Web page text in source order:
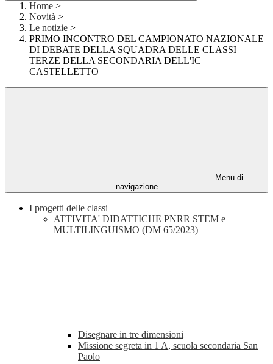
Home >
Novità >
Le notizie >
PRIMO INCONTRO DEL CAMPIONATO NAZIONALE
DI DEBATE DELLA SQUADRA DELLE CLASSI
TERZE DELLA SECONDARIA DELL'IC
CASTELLETTO
Menu di
navigazione
I progetti delle classi
ATTIVITA' DIDATTICHE PNRR STEM e
MULTILINGUISMO (DM 65/2023)
Disegnare in tre dimensioni
Missione segreta in 1 A, scuola secondaria San
Paolo